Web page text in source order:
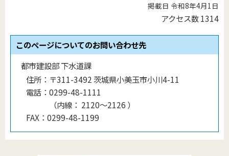
掲載日 令和8年4月1日
アクセス数1314
このページについてのお問い合わせ先
都市建設部 下水道課
住所： 〒311-3492 茨城県小美玉市小川4-11
電話： 0299-48-1111
（内線 ： 2120〜2126 ）
FAX： 0299-48-1199